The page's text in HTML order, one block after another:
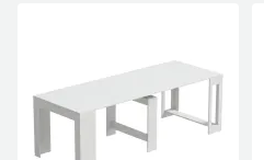
Atelier și Casă